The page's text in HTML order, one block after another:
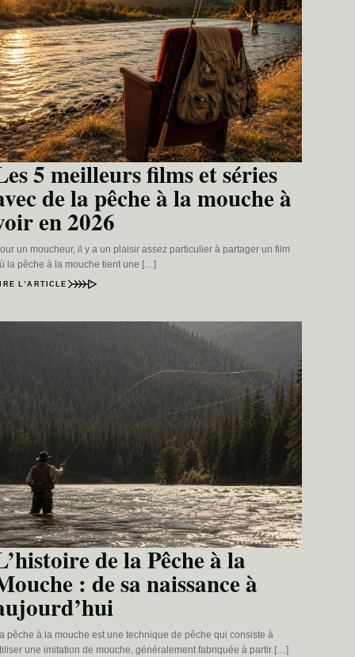
5 meilleurs films et séries
de la pêche à la mouche à
en 2026
un moucheur, il y a un plaisir assez particulier à partager un film
la pêche à la mouche tient une […]
L’ARTICLE
de la Pêche à la
: de sa naissance à
pêche à la mouche est une technique de pêche qui consiste à
une imitation de mouche, généralement fabriquée à partir […]